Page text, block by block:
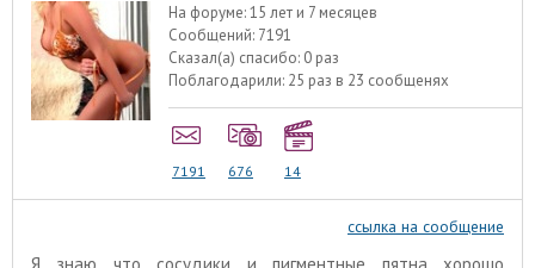
На форуме:15 лет и 7 месяцев
Сообщений: 7191
Сказал(а) спасибо: 0 раз
Поблагодарили: 25 раз в 23 сообщенях
7191 676 14
ссылка на сообщение
Я знаю что сосудики и пигментные пятна хорошо